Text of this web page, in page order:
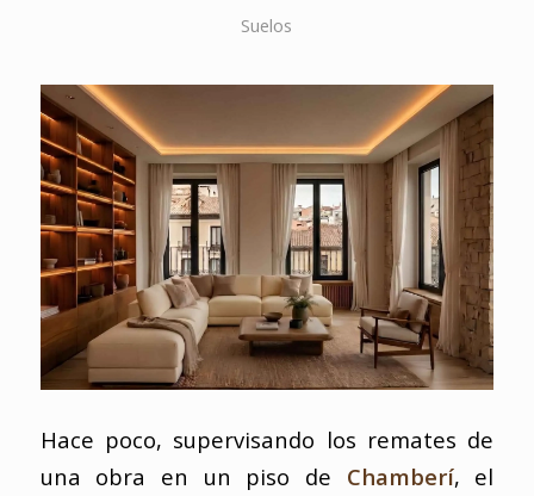
Suelos
Hace poco, supervisando los remates de
una obra en un piso de Chamberí, el